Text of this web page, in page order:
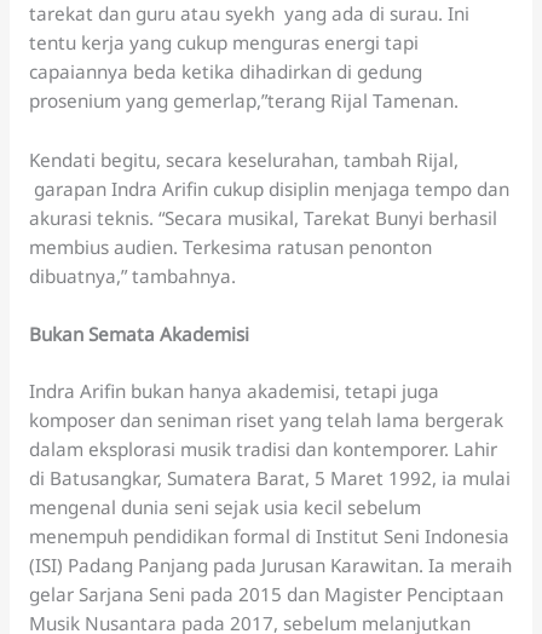
tarekat dan guru atau syekh yang ada di surau. Ini
tentu kerja yang cukup menguras energi tapi
capaiannya beda ketika dihadirkan di gedung
prosenium yang gemerlap,”terang Rijal Tamenan.
Kendati begitu, secara keselurahan, tambah Rijal,
garapan Indra Arifin cukup disiplin menjaga tempo dan
akurasi teknis. “Secara musikal, Tarekat Bunyi berhasil
membius audien. Terkesima ratusan penonton
dibuatnya,” tambahnya.
Bukan Semata Akademisi
Indra Arifin bukan hanya akademisi, tetapi juga
komposer dan seniman riset yang telah lama bergerak
dalam eksplorasi musik tradisi dan kontemporer. Lahir
di Batusangkar, Sumatera Barat, 5 Maret 1992, ia mulai
mengenal dunia seni sejak usia kecil sebelum
menempuh pendidikan formal di Institut Seni Indonesia
(ISI) Padang Panjang pada Jurusan Karawitan. Ia meraih
gelar Sarjana Seni pada 2015 dan Magister Penciptaan
Musik Nusantara pada 2017, sebelum melanjutkan